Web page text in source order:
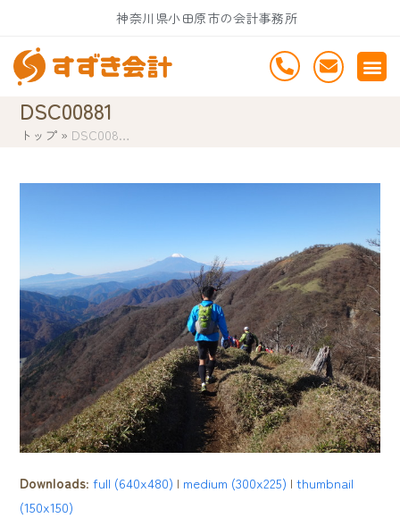
content
神奈川県小田原市の会計事務所
DSC00881
トップ » DSC008…
Downloads:full (640x480) | medium (300x225) |thumbnail
(150x150)